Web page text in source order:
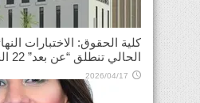
كلية الحقوق: الاختبارات
الحالي تنطلق “عن بعد” 22 الجاري
2026/04/17